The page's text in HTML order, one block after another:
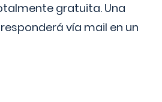
gratuita. Una
vía mail en un